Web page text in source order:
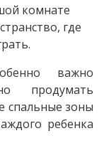
комнате
где
важно
продумать
спальные зоны
ребенка